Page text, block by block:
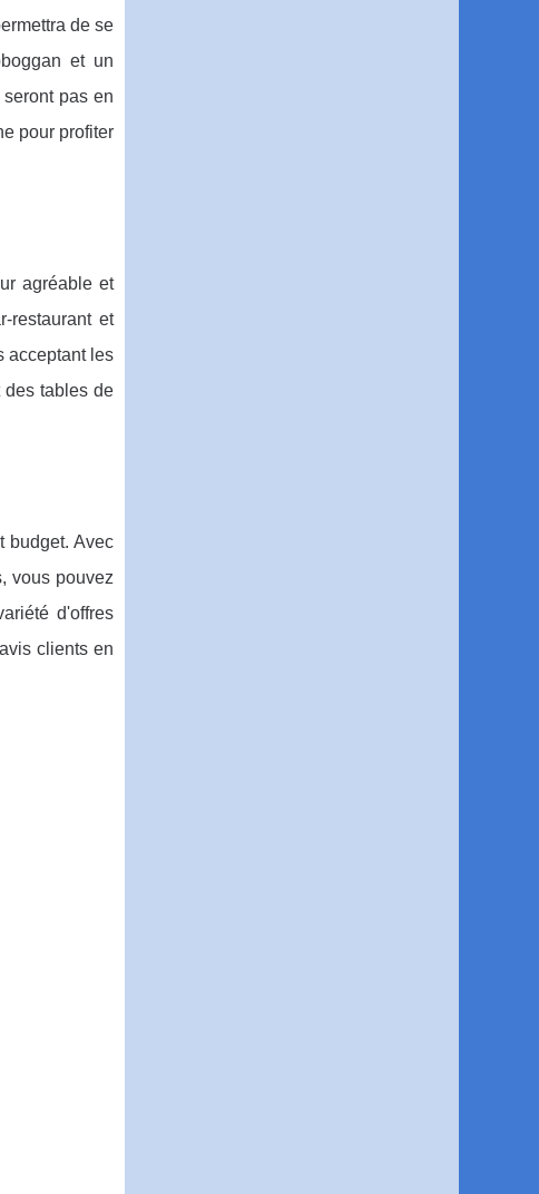
de se
et un
pas en
pour profiter
agréable et
restaurant et
acceptant les
des tables de
budget. Avec
vous pouvez
d'offres
clients en